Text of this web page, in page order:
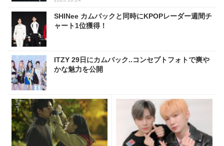
SHINee カムバックと同時にKPOPレーダー週間チ
ャート1位獲得！
ITZY 29日にカムバック..コンセプトフォトで爽や
かな魅力を公開